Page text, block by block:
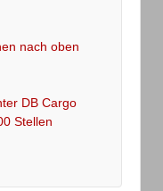
nach oben
DB Cargo
Stellen